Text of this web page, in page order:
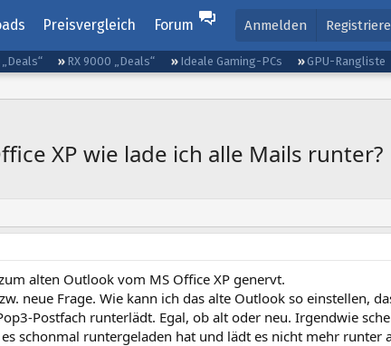
Preisvergleich Forum Anmelden
RX 9000 „Deals“ Ideale Gaming-PCs GPU-Rangliste
XP wie lade ich alle Mails runter?
alten Outlook vom MS Office XP genervt.
neue Frage. Wie kann ich das alte Outlook so einstellen,
Postfach runterlädt. Egal, ob alt oder neu. Irgendwie
schonmal runtergeladen hat und lädt es nicht mehr runter